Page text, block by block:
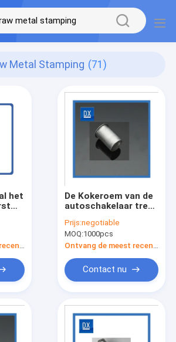
Metal Stamping (71)
het
De Kokeroem van de
autoschakelaar trekt
Stempelen diep
Prijs:negotiable
MOQ:1000pcs
Contact nu